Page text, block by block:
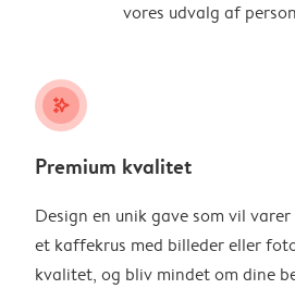
vores udvalg af
stars_plus
Premium kvalitet
Design en unik gave som vil
et kaffekrus med billeder eller
kvalitet, og bliv mindet om dine